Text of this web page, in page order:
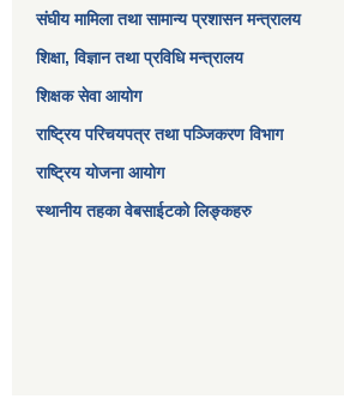
संघीय मामिला तथा सामान्य प्रशासन मन्त्रालय
शिक्षा, विज्ञान तथा प्रविधि मन्त्रालय
शिक्षक सेवा आयोग
राष्ट्रिय परिचयपत्र तथा पञ्जिकरण विभाग
राष्ट्रिय योजना आयोग
स्थानीय तहका वेबसाईटको लिङ्कहरु